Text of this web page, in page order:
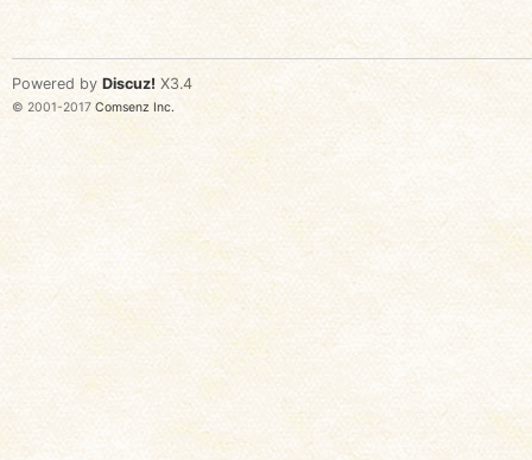
Powered by Discuz! X3.4
© 2001-2017 Comsenz Inc.